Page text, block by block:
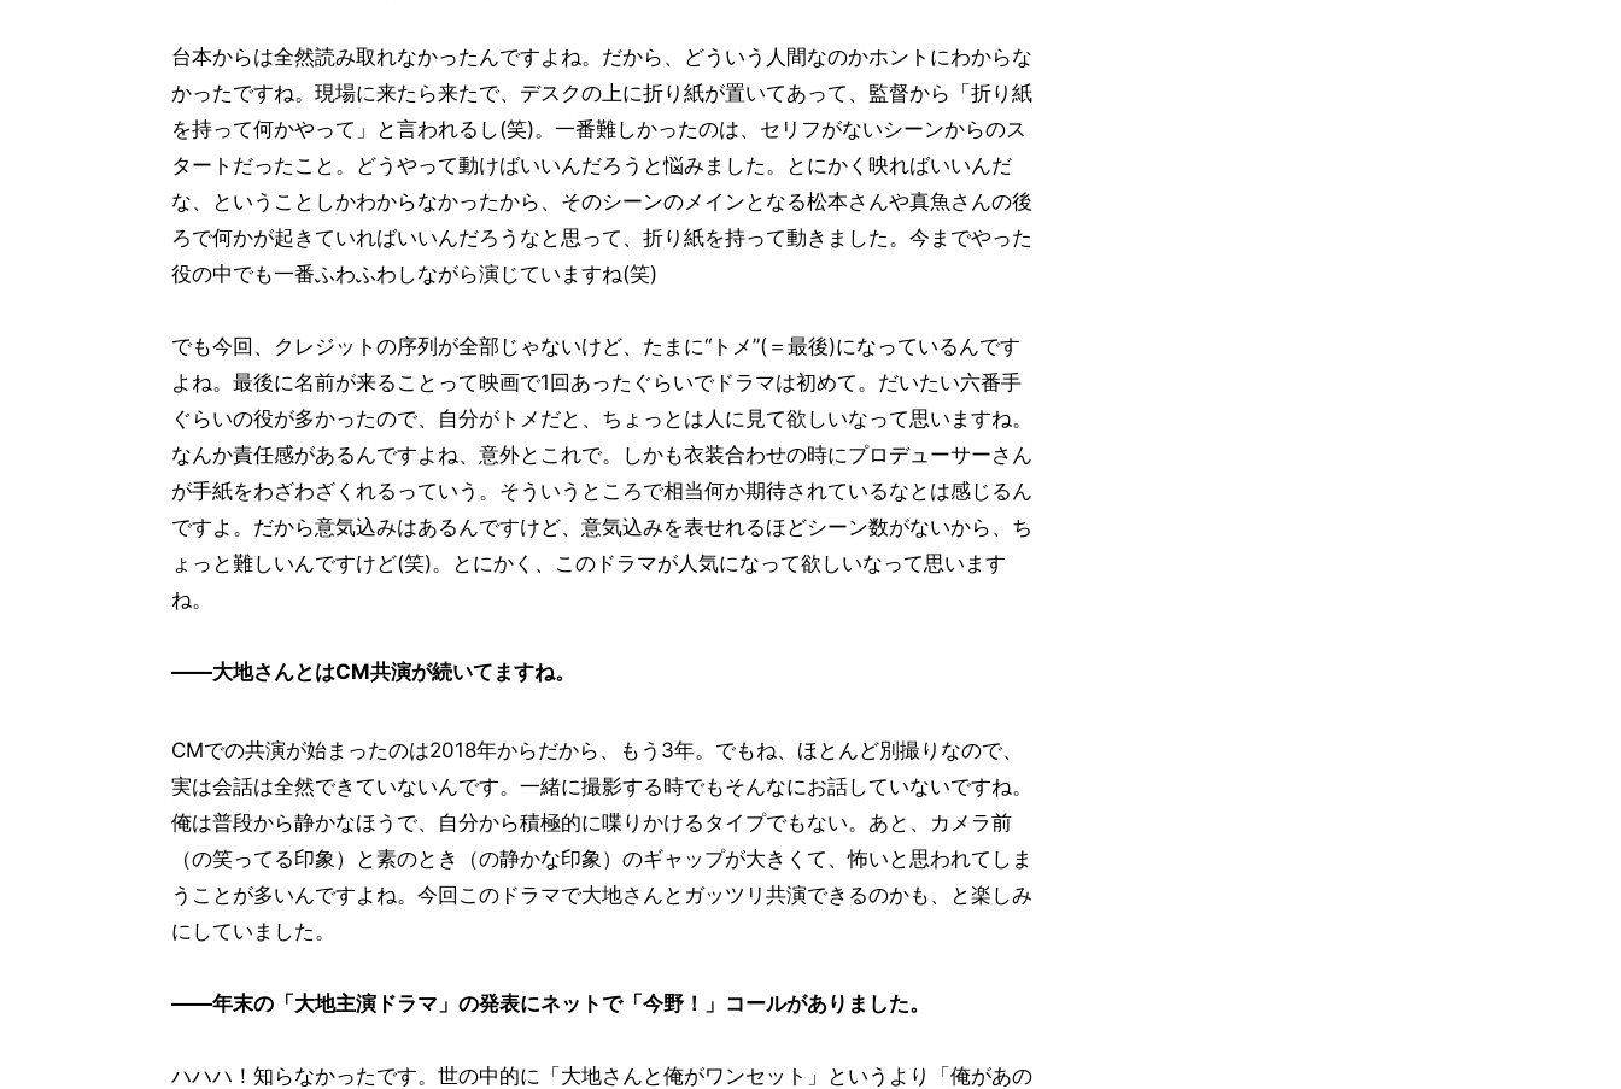
台本からは全然読み取れなかったんですよね。だから、どういう人間なのかホントにわからな
かったですね。現場に来たら来たで、デスクの上に折り紙が置いてあって、監督から「折り紙
を持って何かやって」と言われるし(笑)。一番難しかったのは、セリフがないシーンからのス
タートだったこと。どうやって動けばいいんだろうと悩みました。とにかく映ればいいんだ
な、ということしかわからなかったから、そのシーンのメインとなる松本さんや真魚さんの後
ろで何かが起きていればいいんだろうなと思って、折り紙を持って動きました。今までやった
役の中でも一番ふわふわしながら演じていますね(笑)
でも今回、クレジットの序列が全部じゃないけど、たまに“トメ”(＝最後)になっているんです
よね。最後に名前が来ることって映画で1回あったぐらいでドラマは初めて。だいたい六番手
ぐらいの役が多かったので、自分がトメだと、ちょっとは人に見て欲しいなって思いますね。
なんか責任感があるんですよね、意外とこれで。しかも衣装合わせの時にプロデューサーさん
が手紙をわざわざくれるっていう。そういうところで相当何か期待されているなとは感じるん
ですよ。だから意気込みはあるんですけど、意気込みを表せれるほどシーン数がないから、ち
ょっと難しいんですけど(笑)。とにかく、このドラマが人気になって欲しいなって思います
ね。
――大地さんとはCM共演が続いてますね。
CMでの共演が始まったのは2018年からだから、もう3年。でもね、ほとんど別撮りなので、
実は会話は全然できていないんです。一緒に撮影する時でもそんなにお話していないですね。
俺は普段から静かなほうで、自分から積極的に喋りかけるタイプでもない。あと、カメラ前
（の笑ってる印象）と素のとき（の静かな印象）のギャップが大きくて、怖いと思われてしま
うことが多いんですよね。今回このドラマで大地さんとガッツリ共演できるのかも、と楽しみ
にしていました。
――年末の「大地主演ドラマ」の発表にネットで「今野！」コールがありました。
ハハハ！知らなかったです。世の中的に「大地さんと俺がワンセット」というより「俺があの